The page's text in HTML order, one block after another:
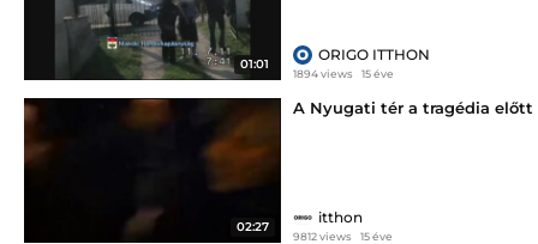
01:01
ORIGO ITTHON
1894 views 15 éve
02:27
A Nyugati tér a tragédia előtt
itthon
9812 views 15 éve